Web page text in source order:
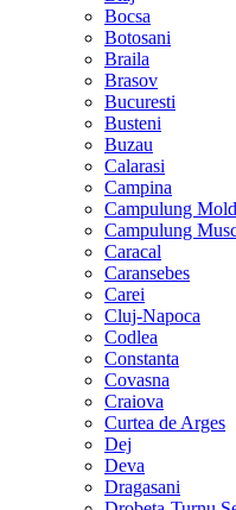
Bocsa
Botosani
Braila
Brasov
Bucuresti
Busteni
Buzau
Calarasi
Campina
Campulung
Campulung
Caracal
Caransebes
Carei
Cluj-Napoca
Codlea
Constanta
Covasna
Craiova
Curtea de Arges
Dej
Deva
Dragasani